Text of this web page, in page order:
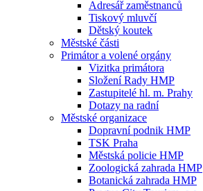
Adresář zaměstnanců
Tiskový mluvčí
Dětský koutek
Městské části
Primátor a volené orgány
Vizitka primátora
Složení Rady HMP
Zastupitelé hl. m. Prahy
Dotazy na radní
Městské organizace
Dopravní podnik HMP
TSK Praha
Městská policie HMP
Zoologická zahrada HMP
Botanická zahrada HMP